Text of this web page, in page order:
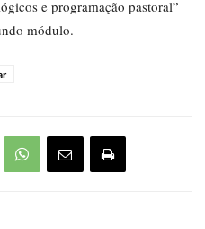
e programação pastoral”
módulo.